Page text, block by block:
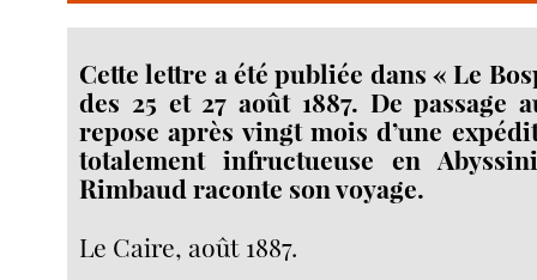
Cette lettre a été publiée dans « Le
des 25 et 27 août 1887. De passage
repose après vingt mois d’une
totalement infructueuse en
Rimbaud raconte son voyage.
Le Caire, août 1887.